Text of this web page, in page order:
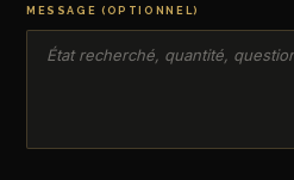
MESSAGE (OPTIONNEL)